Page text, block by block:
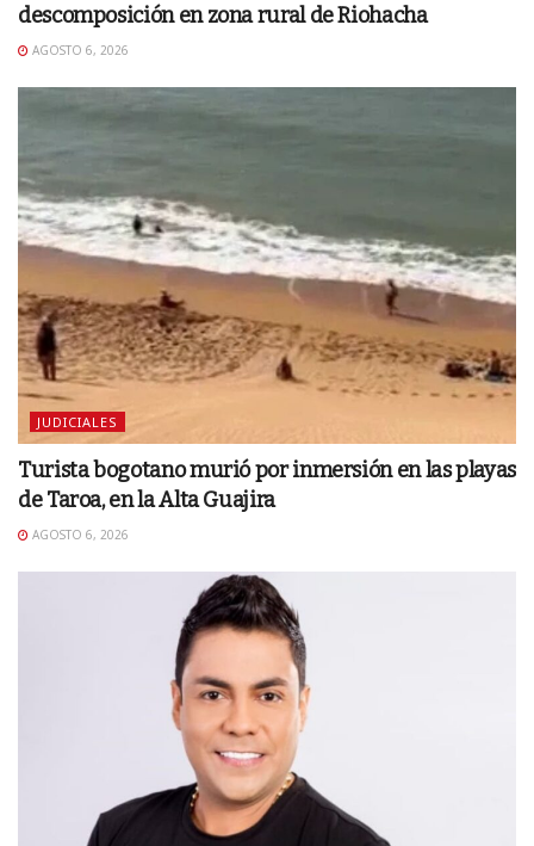
descomposición en zona rural de Riohacha
AGOSTO 6, 2026
JUDICIALES
Turista bogotano murió por inmersión en las playas
de Taroa, en la Alta Guajira
AGOSTO 6, 2026